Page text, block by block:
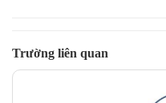
Trường liên quan